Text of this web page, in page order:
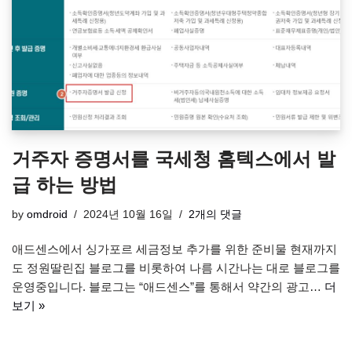
거주자 증명서를 국세청 홈텍스에서 발
급 하는 방법
by omdroid 2024년 10월 16일 2개의 댓글
애드센스에서 싱가포르 세금정보 추가를 위한 준비물 현재까지
도 정원딸린집 블로그를 비롯하여 나름 시간나는 대로 블로그를
운영중입니다. 블로그는 “애드센스”를 통해서 약간의 광고… 더
보기 »